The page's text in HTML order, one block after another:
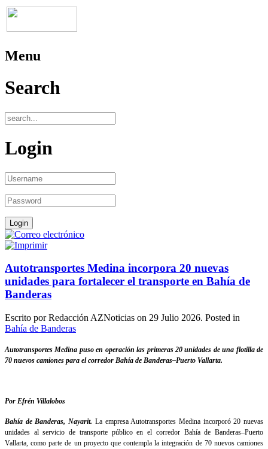
Menu
Search
Login
Autotransportes Medina incorpora 20 nuevas
unidades para fortalecer el transporte en Bahía de
Banderas
Escrito por Redacción AZNoticias on 29 Julio 2026. Posted in
Bahía de Banderas
Autotransportes Medina puso en operación las primeras 20 unidades de una flotilla de
70 nuevos camiones para el corredor Bahía de Banderas–Puerto Vallarta.
Por Efrén Villalobos
Bahía de Banderas, Nayarit. La empresa Autotransportes Medina incorporó 20 nuevas
unidades al servicio de transporte público en el corredor Bahía de Banderas–Puerto
Vallarta, como parte de un proyecto que contempla la integración de 70 nuevos camiones